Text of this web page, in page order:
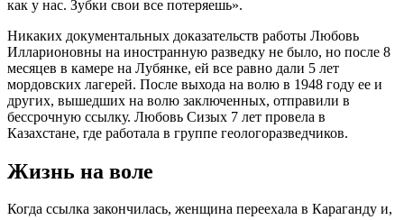
как у нас. Зубки свои все потеряешь».
Никаких документальных доказательств работы Любовь
Илларионовны на иностранную разведку не было, но после 8
месяцев в камере на Лубянке, ей все равно дали 5 лет
мордовских лагерей. После выхода на волю в 1948 году ее и
других, вышедших на волю заключенных, отправили в
бессрочную ссылку. Любовь Сизых 7 лет провела в
Казахстане, где работала в группе геологоразведчиков.
Жизнь на воле
Когда ссылка закончилась, женщина переехала в Караганду и,